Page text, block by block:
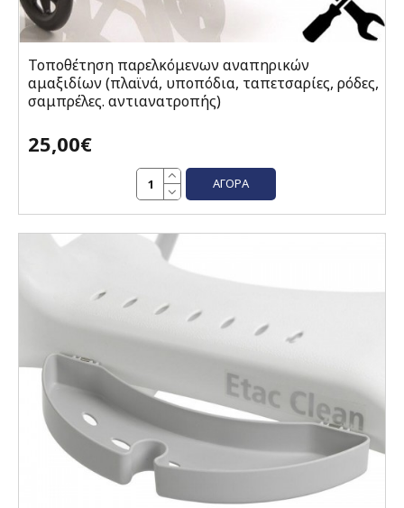
Τοποθέτηση παρελκόμενων αναπηρικών
αμαξιδίων (πλαϊνά, υποπόδια, ταπετσαρίες, ρόδες,
σαμπρέλες. αντιανατροπής)
25,00€
ΑΓΟΡΆ